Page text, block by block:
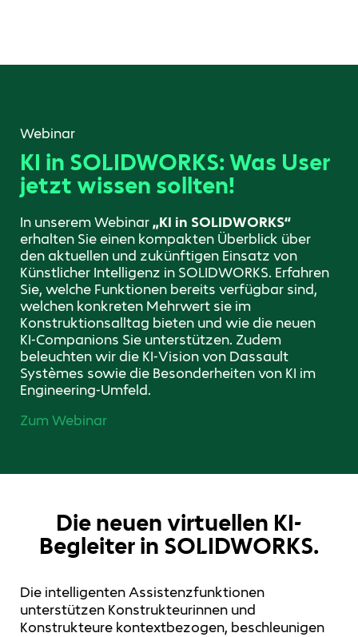
Webinar
KI in SOLIDWORKS: Was User
jetzt wissen sollten!
In unserem Webinar„KI in SOLIDWORKS“
erhalten Sie einen kompakten Überblick über
den aktuellen und zukünftigen Einsatz von
Künstlicher Intelligenz in SOLIDWORKS. Erfahren
Sie, welche Funktionen bereits verfügbar sind,
welchen konkreten Mehrwert sie im
Konstruktionsalltag bieten und wie die neuen
KI‑Companions Sie unterstützen. Zudem
beleuchten wir die KI‑Vision von Dassault
Systèmes sowie die Besonderheiten von KI im
Engineering‑Umfeld.
Zum Webinar
Die neuen virtuellen KI-
Begleiter in SOLIDWORKS.
Die intelligenten Assistenzfunktionen
unterstützen Konstrukteurinnen und
Konstrukteure kontextbezogen, beschleunigen